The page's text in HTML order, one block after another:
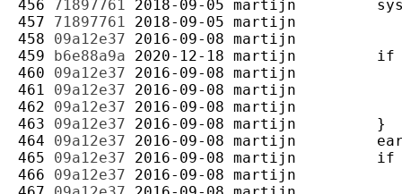
456 71897761 2018-09-05 martijn
457 71897761 2018-09-05 martijn
458 09a12e37 2016-09-08 martijn
459 b6e88a9a 2020-12-18 martijn
460 09a12e37 2016-09-08 martijn
461 09a12e37 2016-09-08 martijn
462 09a12e37 2016-09-08 martijn
463 09a12e37 2016-09-08 martijn
464 09a12e37 2016-09-08 martijn
465 09a12e37 2016-09-08 martijn
466 09a12e37 2016-09-08 martijn